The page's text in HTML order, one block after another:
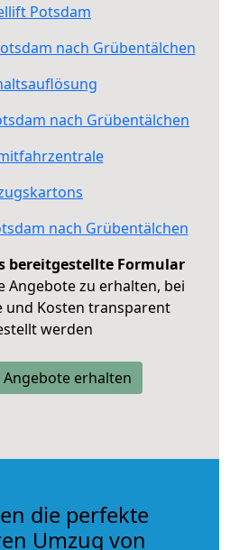
Potsdam
nach Grübentälchen
nach Grübentälchen
nach Grübentälchen
bereitgestellte Formular
Angebote zu erhalten, bei
und Kosten transparent
werden
Angebote erhalten
die perfekte
Umzug von